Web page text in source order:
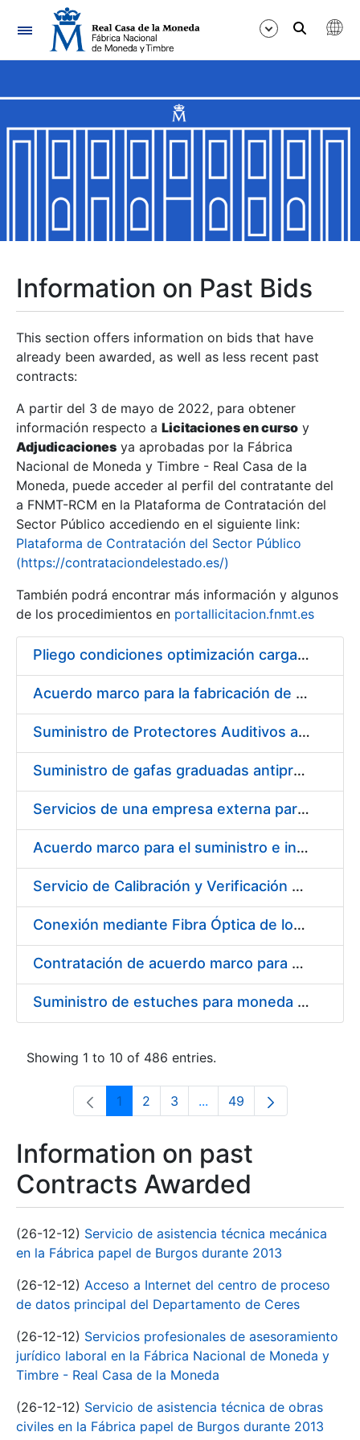
Navigation
Show/Hide
Show/Hide
Show/Hide
Show/Hide
Show/Hide
Show/Hide
Information on Past Bids
This section offers information on bids that have
already been awarded, as well as less recent past
contracts:
A partir del 3 de mayo de 2022, para obtener
información respecto a Licitaciones en curso y
Adjudicaciones ya aprobadas por la Fábrica
Nacional de Moneda y Timbre - Real Casa de la
Moneda, puede acceder al perfil del contratante del
a FNMT-RCM en la Plataforma de Contratación del
Sector Público accediendo en el siguiente link:
Plataforma de Contratación del Sector Público
(https://contrataciondelestado.es/)
También podrá encontrar más información y algunos
de los procedimientos en portallicitacion.fnmt.es
Pliego condiciones optimización cargas compras firmado
Acuerdo marco para la fabricación de piezas
Suministro de Protectores Auditivos a medida para las personas trabajadoras de los Centros de Trabajo de Madrid y Burgos
Suministro de gafas graduadas antiproyecciones para los trabajadores de la FNMT-RCM en los centros de trabajo de Madrid y Burgos
Servicios de una empresa externa para el asesoramiento y resolución de los recursos de alzada que se presentan relacionados con procesos de selección para la FNMT-RCM
Acuerdo marco para el suministro e instalación de persianas, estores y otros complementos
Servicio de Calibración y Verificación Externa de los Equipos de Medición del Servicio de Prevención de la FNMT-RCM
Conexión mediante Fibra Óptica de los Centros de Proceso de Datos (CPDs) de las sedes de la FNMT-RCM de Burgos y Madrid
Contratación de acuerdo marco para el Suministro de Material de Electricidad para la Fábrica Nacional de Moneda y Timbre-Real Casa de la Moneda en su centro de trabajo de Burgos
Suministro de estuches para moneda de 30 €
Showing 1 to 10 of 486 entries.
Page
1 Page
2 Page
3 ...Intermediate Pages Use
Page
49
Information on past
Contracts Awarded
(26-12-12) Servicio de asistencia técnica mecánica
en la Fábrica papel de Burgos durante 2013
(26-12-12) Acceso a Internet del centro de proceso
de datos principal del Departamento de Ceres
(26-12-12) Servicios profesionales de asesoramiento
jurídico laboral en la Fábrica Nacional de Moneda y
Timbre - Real Casa de la Moneda
(26-12-12) Servicio de asistencia técnica de obras
civiles en la Fábrica papel de Burgos durante 2013